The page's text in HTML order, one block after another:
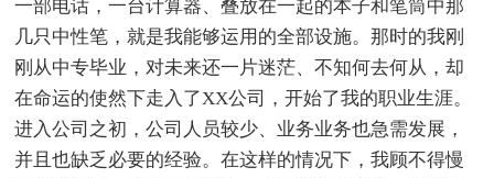
一部电话，一台计算器、叠放在一起的本子和笔筒中那
几只中性笔，就是我能够运用的全部设施。那时的我刚
刚从中专毕业，对未来还一片迷茫、不知何去何从，却
在命运的使然下走入了XX公司，开始了我的职业生涯。
进入公司之初，公司人员较少、业务业务也急需发展，
并且也缺乏必要的经验。在这样的情况下，我顾不得慢